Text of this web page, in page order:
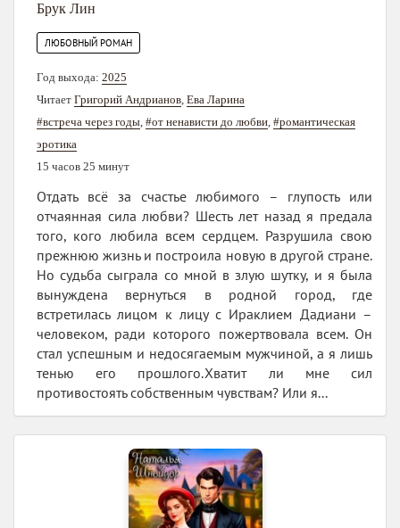
Брук Лин
ЛЮБОВНЫЙ РОМАН
Год выхода: 2025
Читает Григорий Андрианов, Ева Ларина
#встреча через годы, #от ненависти до любви, #романтическая
эротика
15 часов 25 минут
Отдать всё за счастье любимого – глупость или
отчаянная сила любви? Шесть лет назад я предала
того, кого любила всем сердцем. Разрушила свою
прежнюю жизнь и построила новую в другой стране.
Но судьба сыграла со мной в злую шутку, и я была
вынуждена вернуться в родной город, где
встретилась лицом к лицу с Ираклием Дадиани –
человеком, ради которого пожертвовала всем. Он
стал успешным и недосягаемым мужчиной, а я лишь
тенью его прошлого.Хватит ли мне сил
противостоять собственным чувствам? Или я...